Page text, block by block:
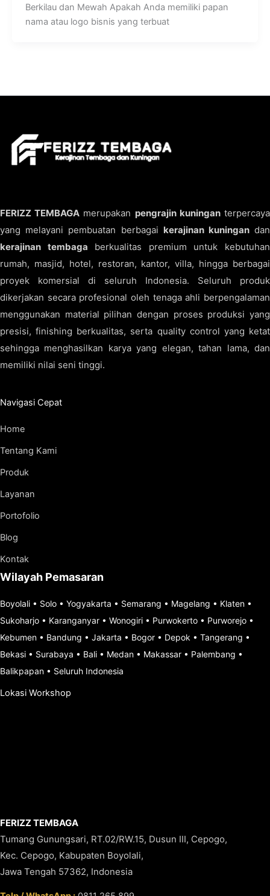
Berkilau dan Mewah Apakah Anda memiliki papan
nama atau logo bisnis yang terbuat
FERIZZ TEMBAGA merupakan pengrajin kuninganterpercaya
yang melayani pembuatan berbagai kerajinan kuningandan
kerajinan tembaga berkualitas premium untuk kebutuhan
rumah, masjid, hotel, restoran, kantor, villa, hingga berbagai
proyek komersial di seluruh Indonesia. Seluruh produk
dikerjakan secara profesional oleh tenaga ahli berpengalaman
menggunakan material pilihan dengan proses produksi yang
presisi, finishing berkualitas, serta quality control yang ketat
sehingga menghasilkan karya yang elegan, tahan lama, dan
memiliki nilai seni tinggi.
Navigasi Cepat
Home
Tentang Kami
Produk
Layanan
Portofolio
Blog
Kontak
Wilayah Pemasaran
Boyolali • Solo • Yogyakarta • Semarang • Magelang • Klaten •
Sukoharjo • Karanganyar • Wonogiri • Purwokerto • Purworejo •
Kebumen • Bandung • Jakarta • Bogor • Depok • Tangerang •
Bekasi • Surabaya • Bali • Medan • Makassar • Palembang •
Balikpapan • Seluruh Indonesia
Lokasi Workshop
FERIZZ TEMBAGA
Tumang Gunungsari, RT.02/RW.15, Dusun III, Cepogo,
Kec. Cepogo, Kabupaten Boyolali,
Jawa Tengah 57362, Indonesia